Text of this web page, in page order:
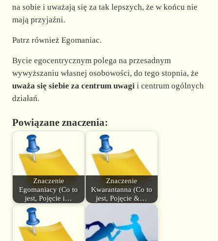
na sobie i uważają się za tak lepszych, że w końcu nie
mają przyjaźni.
Patrz również Egomaniac.
Bycie egocentrycznym polega na przesadnym
wywyższaniu własnej osobowości, do tego stopnia, że
uważa się siebie za centrum uwagii centrum ogólnych
działań.
Powiązane znaczenia:
Znaczenie
Egomaniacy (Co to
jest, Pojęcie i…
Znaczenie
Kwarantanna (Co to
jest, Pojęcie &…